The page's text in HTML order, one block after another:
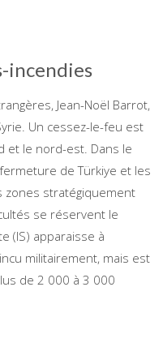
incendies
Jean-Noël Barrot,
Un cessez-le-feu est
et le nord-est. Dans le
de Türkiye et les
zones stratégiquement
se réservent le
(IS) apparaisse à
militairement, mais est
de 2 000 à 3 000